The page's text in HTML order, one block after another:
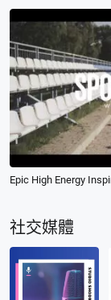
社交媒體